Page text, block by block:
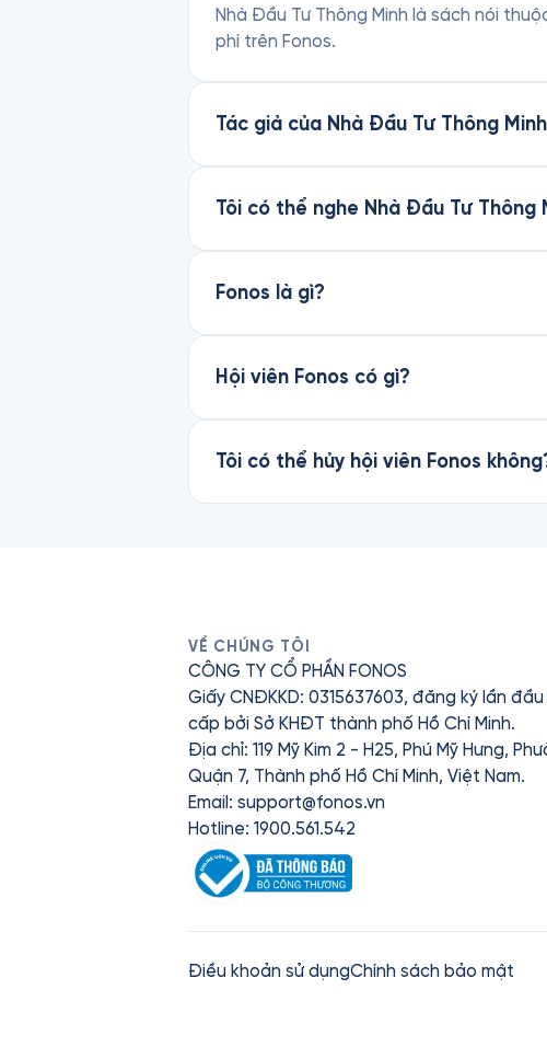
Nhà Đầu Tư Thông Minh là sách nói
phí trên Fonos.
Tác giả của Nhà Đầu Tư Thông
Tôi có thể nghe Nhà Đầu Tư Thông
Fonos là gì?
Hội viên Fonos có gì?
Tôi có thể hủy hội viên Fonos
VỀ CHÚNG TÔI
CÔNG TY CỔ PHẦN FONOS
Giấy CNĐKKD: 0315637603, đăng ký lần
cấp bởi Sở KHĐT thành phố Hồ Chí Minh.
Địa chỉ: 119 Mỹ Kim 2 - H25, Phú Mỹ Hưng,
Quận 7, Thành phố Hồ Chí Minh, Việt Nam.
Email: support@fonos.vn
Hotline: 1900.561.542
Điều khoản sử dụngChính sách bảo mật